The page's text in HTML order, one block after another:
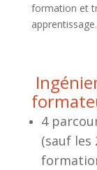
formation et
apprentissage.
4
(sauf les